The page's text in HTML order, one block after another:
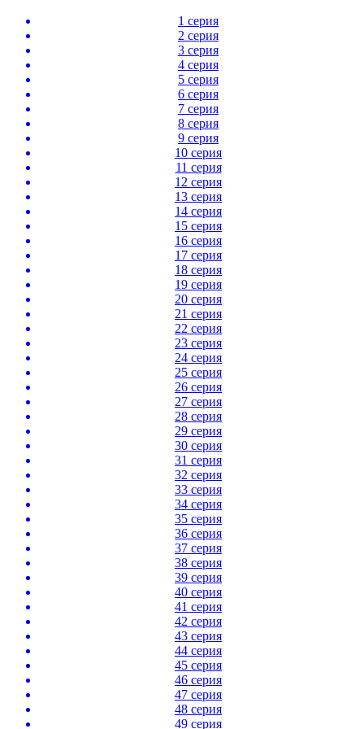
1 серия
2 серия
3 серия
4 серия
5 серия
6 серия
7 серия
8 серия
9 серия
10 серия
11 серия
12 серия
13 серия
14 серия
15 серия
16 серия
17 серия
18 серия
19 серия
20 серия
21 серия
22 серия
23 серия
24 серия
25 серия
26 серия
27 серия
28 серия
29 серия
30 серия
31 серия
32 серия
33 серия
34 серия
35 серия
36 серия
37 серия
38 серия
39 серия
40 серия
41 серия
42 серия
43 серия
44 серия
45 серия
46 серия
47 серия
48 серия
49 серия